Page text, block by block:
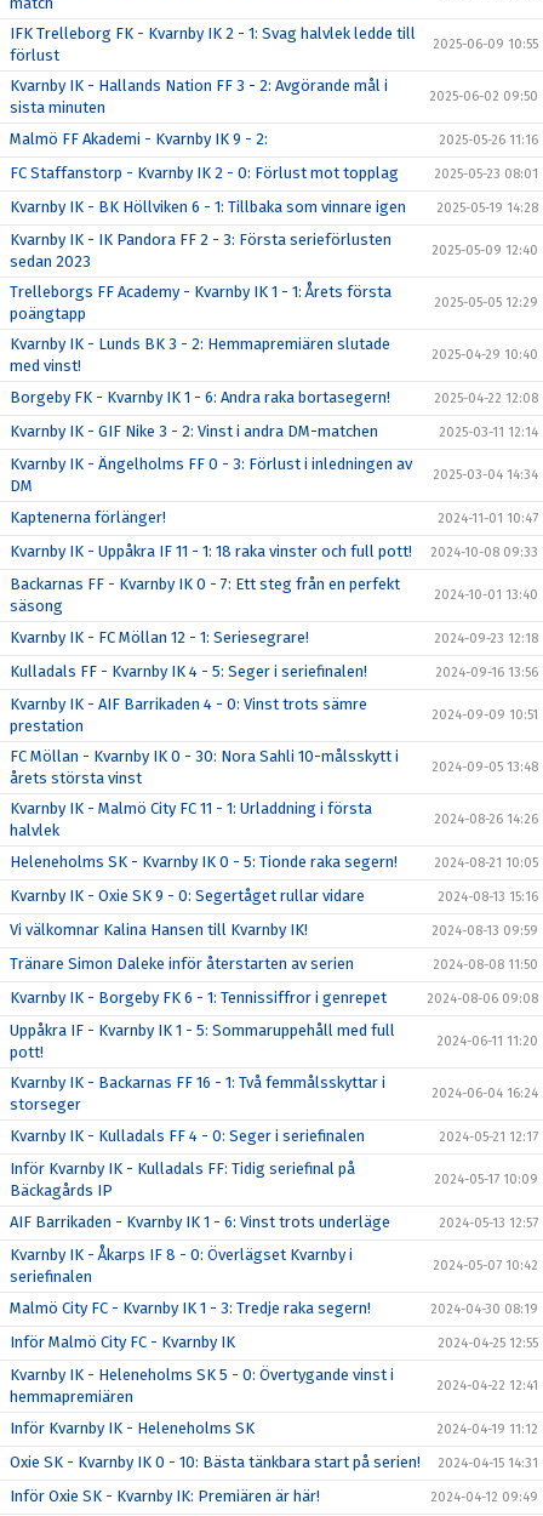
IFK Trelleborg FK - Kvarnby IK 2 - 1: Svag halvlek ledde till
förlust
2025-06-09 10:55
Kvarnby IK - Hallands Nation FF 3 - 2: Avgörande mål i
sista minuten
2025-06-02 09:50
Malmö FF Akademi - Kvarnby IK 9 - 2: 2025-05-26 11:16
FC Staffanstorp - Kvarnby IK 2 - 0: Förlust mot topplag 2025-05-23 08:01
Kvarnby IK - BK Höllviken 6 - 1: Tillbaka som vinnare igen 2025-05-19 14:28
Kvarnby IK - IK Pandora FF 2 - 3: Första serieförlusten
sedan 2023
2025-05-09 12:40
Trelleborgs FF Academy - Kvarnby IK 1 - 1: Årets första
poängtapp
2025-05-05 12:29
Kvarnby IK - Lunds BK 3 - 2: Hemmapremiären slutade
med vinst!
2025-04-29 10:40
Borgeby FK - Kvarnby IK 1 - 6: Andra raka bortasegern! 2025-04-22 12:08
Kvarnby IK - GIF Nike 3 - 2: Vinst i andra DM-matchen 2025-03-11 12:14
Kvarnby IK - Ängelholms FF 0 - 3: Förlust i inledningen av
DM
2025-03-04 14:34
Kaptenerna förlänger! 2024-11-01 10:47
Kvarnby IK - Uppåkra IF 11 - 1: 18 raka vinster och full pott! 2024-10-08 09:33
Backarnas FF - Kvarnby IK 0 - 7: Ett steg från en perfekt
säsong
2024-10-01 13:40
Kvarnby IK - FC Möllan 12 - 1: Seriesegrare! 2024-09-23 12:18
Kulladals FF - Kvarnby IK 4 - 5: Seger i seriefinalen! 2024-09-16 13:56
Kvarnby IK - AIF Barrikaden 4 - 0: Vinst trots sämre
prestation
2024-09-09 10:51
FC Möllan - Kvarnby IK 0 - 30: Nora Sahli 10-målsskytt i
årets största vinst
2024-09-05 13:48
Kvarnby IK - Malmö City FC 11 - 1: Urladdning i första
halvlek
2024-08-26 14:26
Heleneholms SK - Kvarnby IK 0 - 5: Tionde raka segern! 2024-08-21 10:05
Kvarnby IK - Oxie SK 9 - 0: Segertåget rullar vidare 2024-08-13 15:16
Vi välkomnar Kalina Hansen till Kvarnby IK! 2024-08-13 09:59
Tränare Simon Daleke inför återstarten av serien 2024-08-08 11:50
Kvarnby IK - Borgeby FK 6 - 1: Tennissiffror i genrepet 2024-08-06 09:08
Uppåkra IF - Kvarnby IK 1 - 5: Sommaruppehåll med full
pott!
2024-06-11 11:20
Kvarnby IK - Backarnas FF 16 - 1: Två femmålsskyttar i
storseger
2024-06-04 16:24
Kvarnby IK - Kulladals FF 4 - 0: Seger i seriefinalen 2024-05-21 12:17
Inför Kvarnby IK - Kulladals FF: Tidig seriefinal på
Bäckagårds IP
2024-05-17 10:09
AIF Barrikaden - Kvarnby IK 1 - 6: Vinst trots underläge 2024-05-13 12:57
Kvarnby IK - Åkarps IF 8 - 0: Överlägset Kvarnby i
seriefinalen
2024-05-07 10:42
Malmö City FC - Kvarnby IK 1 - 3: Tredje raka segern! 2024-04-30 08:19
Inför Malmö City FC - Kvarnby IK 2024-04-25 12:55
Kvarnby IK - Heleneholms SK 5 - 0: Övertygande vinst i
hemmapremiären
2024-04-22 12:41
Inför Kvarnby IK - Heleneholms SK 2024-04-19 11:12
Oxie SK - Kvarnby IK 0 - 10: Bästa tänkbara start på serien! 2024-04-15 14:31
Inför Oxie SK - Kvarnby IK: Premiären är här! 2024-04-12 09:49